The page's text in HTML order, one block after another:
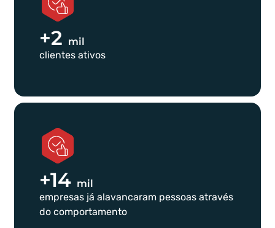
+2 mil
clientes ativos
+14 mil
empresas já alavancaram pessoas através
do comportamento